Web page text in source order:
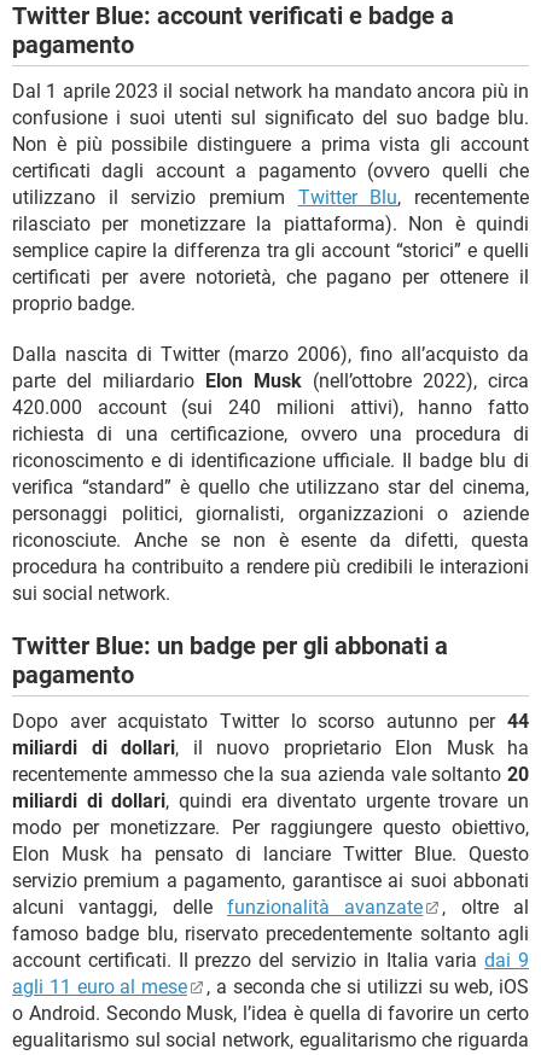
Twitter Blue: account verificati e badge a
pagamento
Dal 1 aprile 2023 il social network ha mandato ancora più in
confusione i suoi utenti sul significato del suo badge blu.
Non è più possibile distinguere a prima vista gli account
certificati dagli account a pagamento (ovvero quelli che
utilizzano il servizio premium Twitter Blu, recentemente
rilasciato per monetizzare la piattaforma). Non è quindi
semplice capire la differenza tra gli account “storici” e quelli
certificati per avere notorietà, che pagano per ottenere il
proprio badge.
Dalla nascita di Twitter (marzo 2006), fino all’acquisto da
parte del miliardario Elon Musk (nell’ottobre 2022), circa
420.000 account (sui 240 milioni attivi), hanno fatto
richiesta di una certificazione, ovvero una procedura di
riconoscimento e di identificazione ufficiale. Il badge blu di
verifica “standard” è quello che utilizzano star del cinema,
personaggi politici, giornalisti, organizzazioni o aziende
riconosciute. Anche se non è esente da difetti, questa
procedura ha contribuito a rendere più credibili le interazioni
sui social network.
Twitter Blue: un badge per gli abbonati a
pagamento
Dopo aver acquistato Twitter lo scorso autunno per 44
miliardi di dollari, il nuovo proprietario Elon Musk ha
recentemente ammesso che la sua azienda vale soltanto 20
miliardi di dollari, quindi era diventato urgente trovare un
modo per monetizzare. Per raggiungere questo obiettivo,
Elon Musk ha pensato di lanciare Twitter Blue. Questo
servizio premium a pagamento, garantisce ai suoi abbonati
alcuni vantaggi, delle funzionalità avanzate
, oltre al
famoso badge blu, riservato precedentemente soltanto agli
account certificati. Il prezzo del servizio in Italia variadai 9
agli 11 euro al mese
, a seconda che si utilizzi su web, iOS
o Android. Secondo Musk, l’idea è quella di favorire un certo
egualitarismo sul social network, egualitarismo che riguarda